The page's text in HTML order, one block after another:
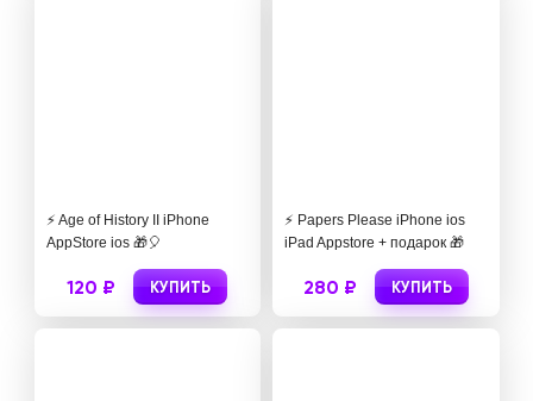
⚡️ Age of History II iPhone
AppStore ios 🎁🎈
120 ₽ КУПИТЬ
⚡️ Papers Please iPhone ios
iPad Appstore + подарок 🎁
280 ₽ КУПИТЬ